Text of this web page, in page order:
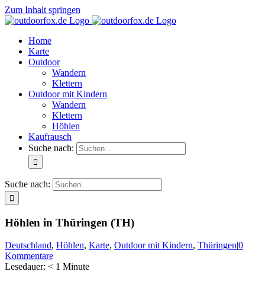
Zum Inhalt springen
Home
Karte
Outdoor
Wandern
Klettern
Outdoor mit Kindern
Wandern
Klettern
Höhlen
Kaufrausch
Suche nach:
Suche nach:
Höhlen in Thüringen (TH)
Deutschland, Höhlen, Karte, Outdoor mit Kindern, Thüringen|0
Kommentare
Lesedauer: < 1 Minute